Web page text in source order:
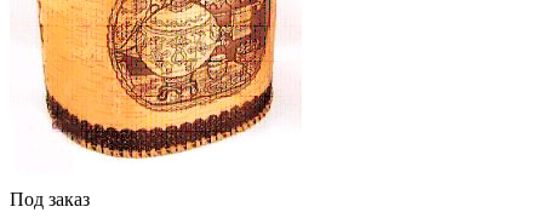
Под заказ